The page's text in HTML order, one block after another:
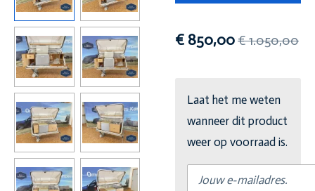
€ 850,00€ 1.050,00
Laat het me weten
wanneer dit product
weer op voorraad is.